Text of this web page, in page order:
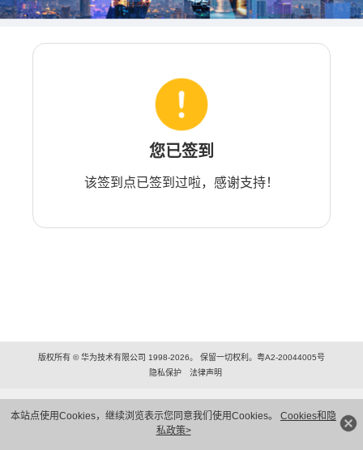
本站点使用Cookies，继续浏览表示您同意我们使用Cookies。 Cookies和隐
私政策>
您已签到
该签到点已签到过啦，感谢支持！
版权所有 © 华为技术有限公司 1998-2026。 保留一切权利。粤A2-20044005号
隐私保护
法律声明